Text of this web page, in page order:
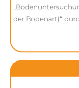
der Bodenart)“